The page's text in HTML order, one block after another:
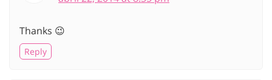
Thanks 😉
Reply